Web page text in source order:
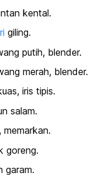
kental.
giling.
putih, blender.
merah, blender.
iris tipis.
salam.
, memarkan.
goreng.
garam.